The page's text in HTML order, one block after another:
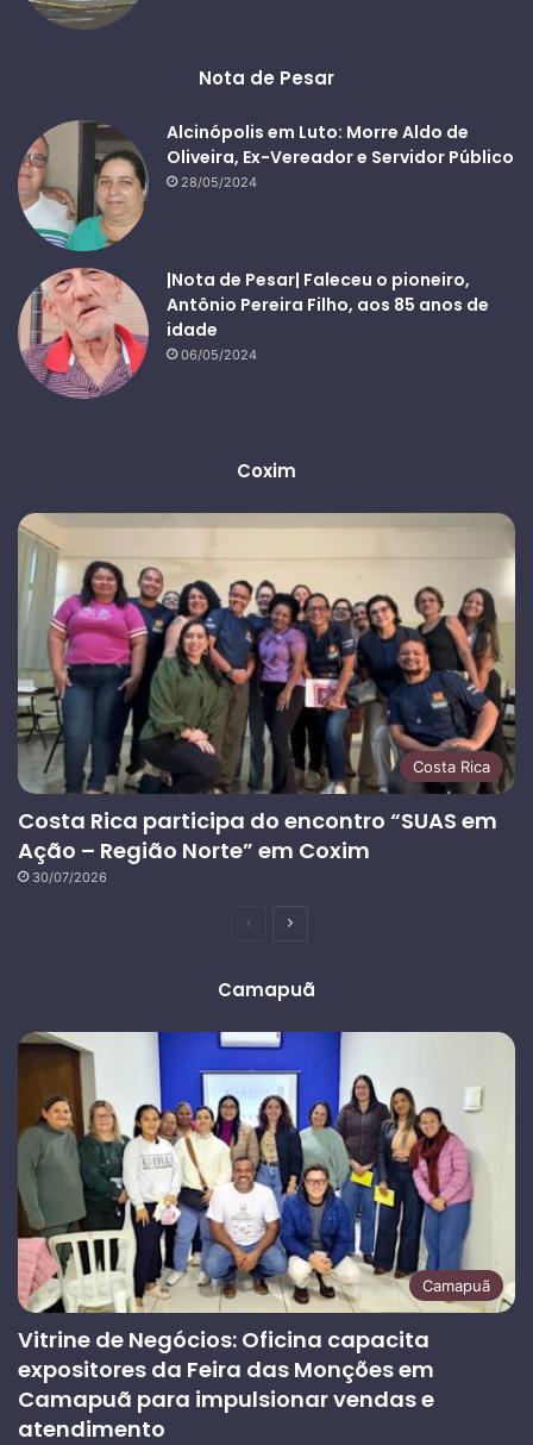
Nota de Pesar
Alcinópolis em Luto: Morre Aldo de
Oliveira, Ex-Vereador e Servidor Público
28/05/2024
|Nota de Pesar| Faleceu o pioneiro,
Antônio Pereira Filho, aos 85 anos de
idade
06/05/2024
Coxim
Costa Rica
Costa Rica participa do encontro “SUAS em
Ação – Região Norte” em Coxim
30/07/2026
PáginaPróxima
Camapuã
Camapuã
Vitrine de Negócios: Oficina capacita
expositores da Feira das Monções em
Camapuã para impulsionar vendas e
atendimento